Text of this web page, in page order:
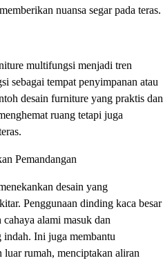
nuansa segar pada teras.
multifungsi menjadi tren
sebagai tempat penyimpanan atau
desain furniture yang praktis dan
ruang tetapi juga
Pemandangan
desain yang
Penggunaan dinding kaca besar
alami masuk dan
indah. Ini juga membantu
rumah, menciptakan aliran